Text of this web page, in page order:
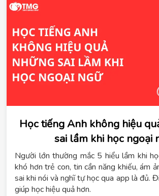
Học tiếng Anh không hiệu
sai lầm khi học ngoại
Người lớn thường mắc 5 hiểu lầm khi
khó hơn trẻ con, tin cần năng khiếu, ám
sai khi nói và nghĩ tự học qua app là đủ.
giúp học hiệu quả hơn.